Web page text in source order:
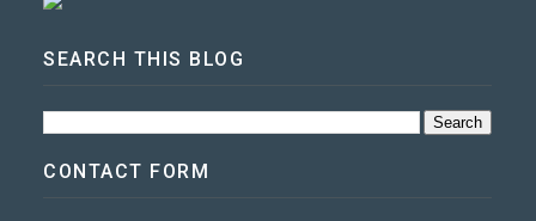
SEARCH THIS BLOG
CONTACT FORM